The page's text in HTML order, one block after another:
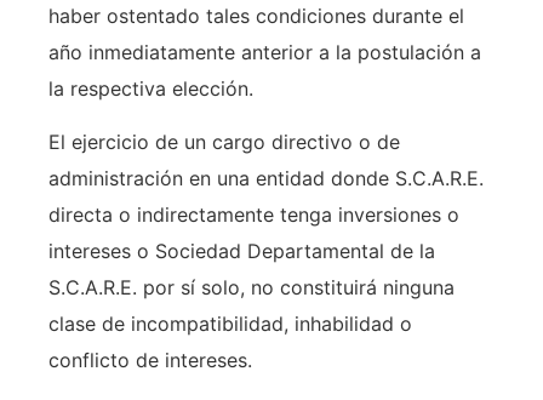
haber ostentado tales condiciones durante el
año inmediatamente anterior a la postulación a
la respectiva elección.
El ejercicio de un cargo directivo o de
administración en una entidad donde S.C.A.R.E.
directa o indirectamente tenga inversiones o
intereses o Sociedad Departamental de la
S.C.A.R.E. por sí solo, no constituirá ninguna
clase de incompatibilidad, inhabilidad o
conflicto de intereses.